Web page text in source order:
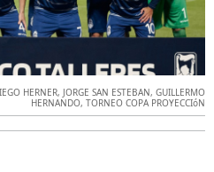
HERNER, JORGE SAN ESTEBAN, GUILLERMO
HERNANDO, TORNEO COPA PROYECCIóN